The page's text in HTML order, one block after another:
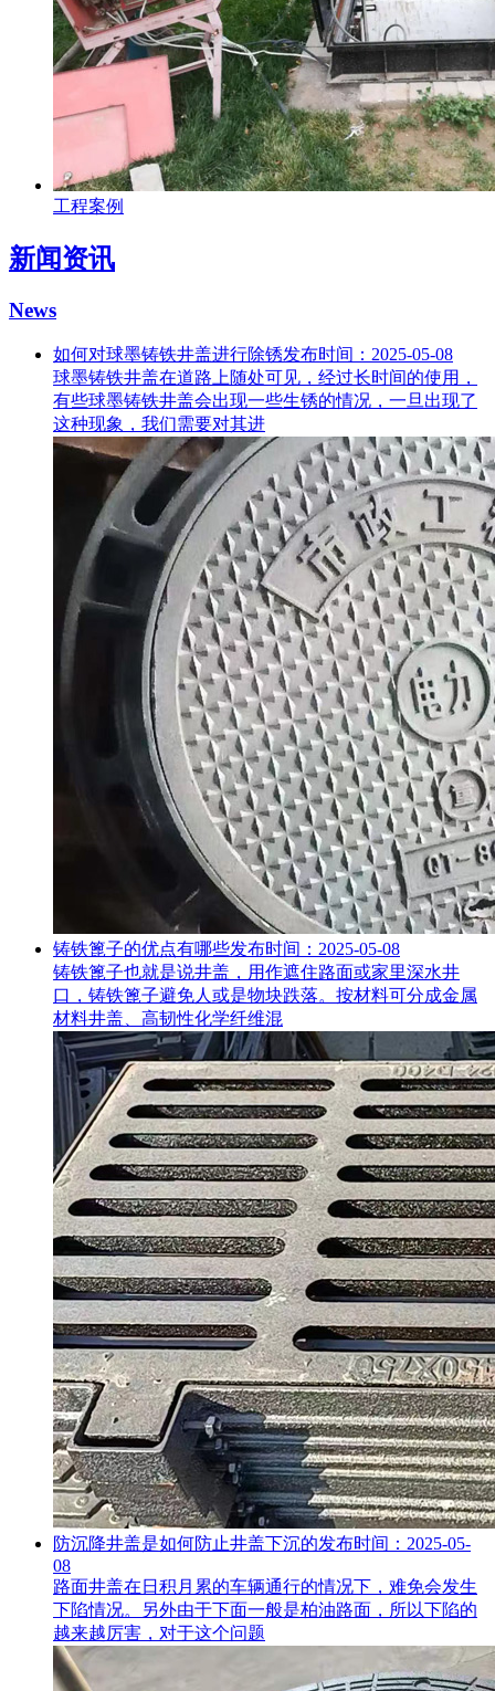
工程案例
新闻资讯
News
如何对球墨铸铁井盖进行除锈发布时间：2025-05-08
球墨铸铁井盖在道路上随处可见，经过长时间的使用，
有些球墨铸铁井盖会出现一些生锈的情况，一旦出现了
这种现象，我们需要对其进
铸铁篦子的优点有哪些发布时间：2025-05-08
铸铁篦子也就是说井盖，用作遮住路面或家里深水井
口，铸铁篦子避免人或是物块跌落。按材料可分成金属
材料井盖、高韧性化学纤维混
防沉降井盖是如何防止井盖下沉的发布时间：2025-05-
08
路面井盖在日积月累的车辆通行的情况下，难免会发生
下陷情况。另外由于下面一般是柏油路面，所以下陷的
越来越厉害，对于这个问题